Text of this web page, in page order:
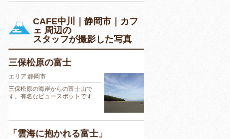
CAFE中川｜静岡市｜カフ
ェ 周辺の
スタッフが撮影した写真
三保松原の富士
エリア:静岡市
三保松原の海岸からの富士山で
す。有名なビュースポットです…
「雲海に抱かれる富士」